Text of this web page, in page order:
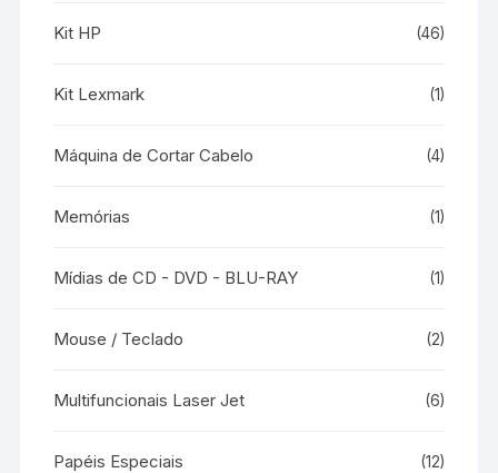
Kit HP (46)
Kit Lexmark (1)
Máquina de Cortar Cabelo (4)
Memórias (1)
Mídias de CD - DVD - BLU-RAY (1)
Mouse / Teclado (2)
Multifuncionais Laser Jet (6)
Papéis Especiais (12)